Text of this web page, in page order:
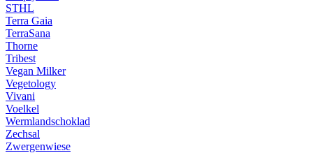
STHL
Terra Gaia
TerraSana
Thorne
Tribest
Vegan Milker
Vegetology
Vivani
Voelkel
Wermlandschoklad
Zechsal
Zwergenwiese